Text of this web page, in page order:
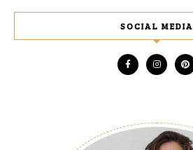
SOCIAL MEDIA